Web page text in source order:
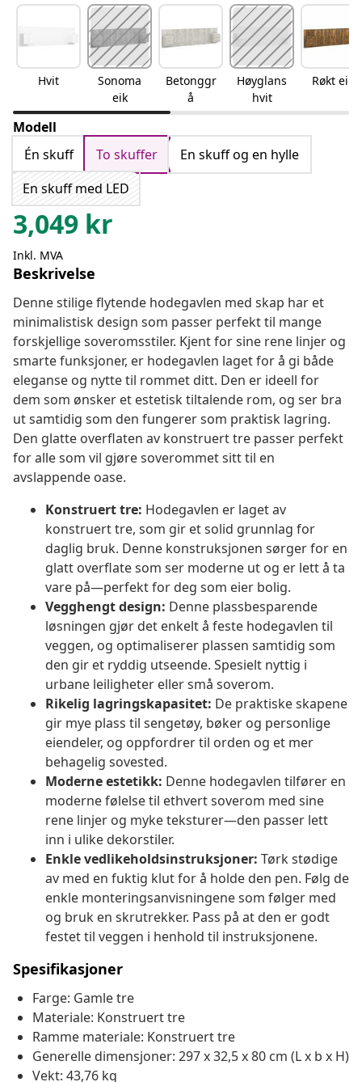
Hvit
Sonoma
eik
Betonggr
å
Høyglans
hvit
Røkt eik
Modell
Én skuff
To skuffer
En skuff og en hylle
En skuff med LED
3,049 kr
Inkl. MVA
Beskrivelse
Denne stilige flytende hodegavlen med skap har et
minimalistisk design som passer perfekt til mange
forskjellige soveromsstiler. Kjent for sine rene linjer og
smarte funksjoner, er hodegavlen laget for å gi både
eleganse og nytte til rommet ditt. Den er ideell for
dem som ønsker et estetisk tiltalende rom, og ser bra
ut samtidig som den fungerer som praktisk lagring.
Den glatte overflaten av konstruert tre passer perfekt
for alle som vil gjøre soverommet sitt til en
avslappende oase.
Konstruert tre: Hodegavlen er laget av
konstruert tre, som gir et solid grunnlag for
daglig bruk. Denne konstruksjonen sørger for en
glatt overflate som ser moderne ut og er lett å ta
vare på—perfekt for deg som eier bolig.
Vegghengt design: Denne plassbesparende
løsningen gjør det enkelt å feste hodegavlen til
veggen, og optimaliserer plassen samtidig som
den gir et ryddig utseende. Spesielt nyttig i
urbane leiligheter eller små soverom.
Rikelig lagringskapasitet: De praktiske skapene
gir mye plass til sengetøy, bøker og personlige
eiendeler, og oppfordrer til orden og et mer
behagelig sovested.
Moderne estetikk: Denne hodegavlen tilfører en
moderne følelse til ethvert soverom med sine
rene linjer og myke teksturer—den passer lett
inn i ulike dekorstiler.
Enkle vedlikeholdsinstruksjoner: Tørk stødige
av med en fuktig klut for å holde den pen. Følg de
enkle monteringsanvisningene som følger med
og bruk en skrutrekker. Pass på at den er godt
festet til veggen i henhold til instruksjonene.
Spesifikasjoner
Farge: Gamle tre
Materiale: Konstruert tre
Ramme materiale: Konstruert tre
Generelle dimensjoner: 297 x 32,5 x 80 cm (L x b x H)
Vekt: 43,76 kg